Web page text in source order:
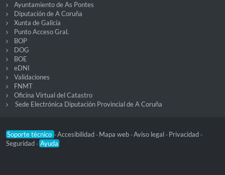
Ayuntamiento de As Pontes
Diputación de A Coruña
Xunta de Galicia
Punto Acceso Gral.
BOP
DOG
BOE
eDNI
Validaciones
FNMT
Oficina Virtual del Catastro
Sede Electrónica Diputación Provincial de A Coruña
Soporte técnico -Accesibilidad - Mapa web -Aviso legal - Privacidad -
Seguridad - Ayuda